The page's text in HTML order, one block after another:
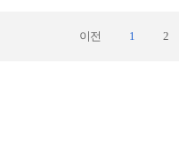
이전 1 2